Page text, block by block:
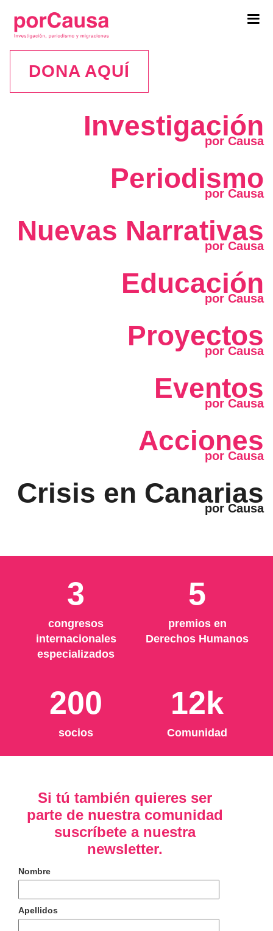
DONA AQUÍ
Investigación
Periodismo
Nuevas Narrativas
Educación
Proyectos
Eventos
Acciones
Crisis en Canarias
3
congresos
internacionales
especializados
5
premios en
Derechos Humanos
200
socios
12k
Comunidad
Si tú también quieres ser
parte de nuestra comunidad
suscríbete a nuestra
newsletter.
Nombre
Apellidos